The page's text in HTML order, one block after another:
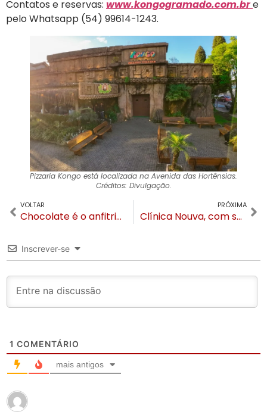
Contatos e reservas: www.kongogramado.com.bre
pelo Whatsapp (54) 99614-1243.
Pizzaria Kongo está localizada na Avenida das Hortênsias.
Créditos: Divulgação.
VOLTAR
Chocolate é o anfitrião do Connection que acontece em Gramado no mês de maio
PRÓXIMA
Clínica Nouva, com sede em Florianópolis, chega a Canela
Inscrever-se
1 COMENTÁRIO
mais antigos